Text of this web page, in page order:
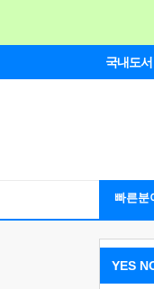
국내도서
빠른분
YES